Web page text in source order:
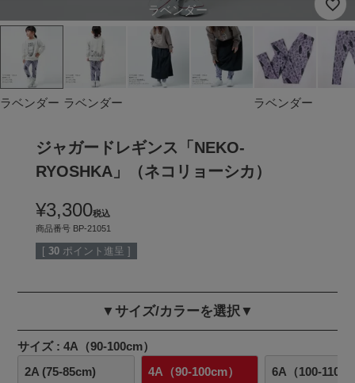
ラベンダー
ラベンダー ラベンダー ラベンダー
ジャガードレギンス「NEKO-
RYOSHKA」（ネコリョーシカ）
¥3,300税込
商品番号 BP-21051
[ 30 ポイント進呈 ]
▼サイズ/カラーを選択▼
サイズ
4A（90-100cm）
2A (75-85cm)
4A（90-100cm） 6A（100-